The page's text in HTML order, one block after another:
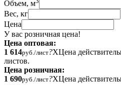
Объем, м
Вес, кг
Цена
У вас розничная цена!
Цена оптовая:
1 614руб./лист?XЦена
листов.
Цена розничная:
1 690руб./лист?XЦена